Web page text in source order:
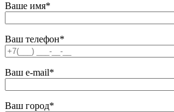
Ваше имя*
Ваш телефон*
Ваш e-mail*
Ваш город*